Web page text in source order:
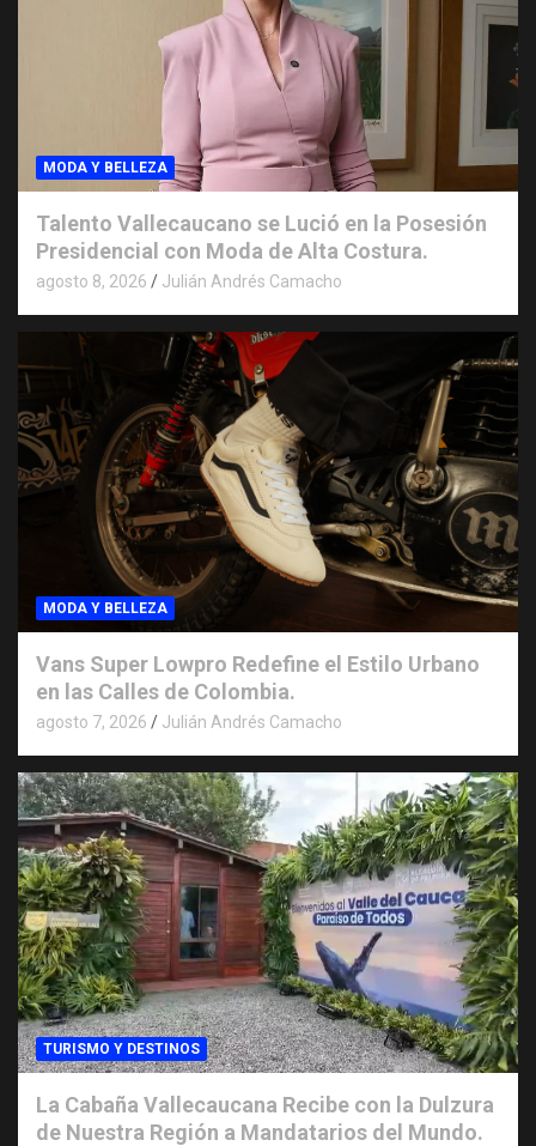
MODA Y BELLEZA
Talento Vallecaucano se Lució en la Posesión
Presidencial con Moda de Alta Costura.
agosto 8, 2026 Julián Andrés Camacho
MODA Y BELLEZA
Vans Super Lowpro Redefine el Estilo Urbano
en las Calles de Colombia.
agosto 7, 2026 Julián Andrés Camacho
TURISMO Y DESTINOS
La Cabaña Vallecaucana Recibe con la Dulzura
de Nuestra Región a Mandatarios del Mundo.